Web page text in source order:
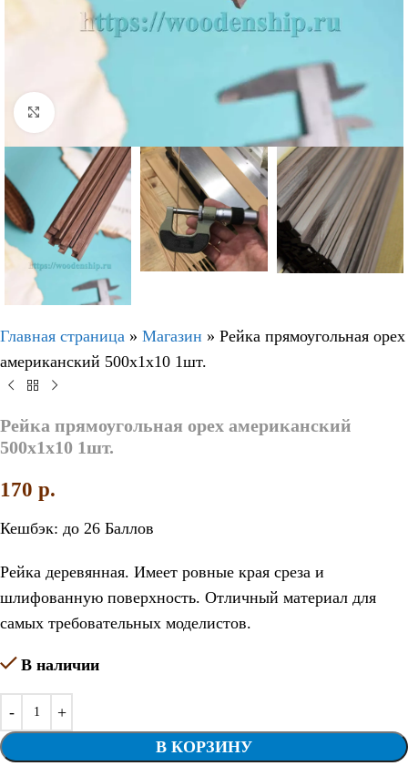
Нажмите, чтобы увеличить
Главная страница » Магазин » Рейка прямоугольная орех
американский 500х1х10 1шт.
Рейка прямоугольная орех американский
500х1х10 1шт.
170 p.
Кешбэк: до 26 Баллов
Рейка деревянная. Имеет ровные края среза и
шлифованную поверхность. Отличный материал для
самых требовательных моделистов.
В наличии
В КОРЗИНУ